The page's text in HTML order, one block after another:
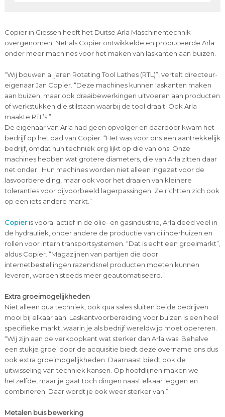
Copier in Giessen heeft het Duitse Arla Maschinentechnik
overgenomen. Net als Copier ontwikkelde en produceerde Arla
onder meer machines voor het maken van laskanten aan buizen.
“Wij bouwen al jaren Rotating Tool Lathes (RTL)”, vertelt directeur-
eigenaar Jan Copier. “Deze machines kunnen laskanten maken
aan buizen, maar ook draaibewerkingen uitvoeren aan producten
of werkstukken die stilstaan waarbij de tool draait. Ook Arla
maakte RTL’s.”
De eigenaar van Arla had geen opvolger en daardoor kwam het
bedrijf op het pad van Copier. “Het was voor ons een aantrekkelijk
bedrijf, omdat hun techniek erg lijkt op die van ons. Onze
machines hebben wat grotere diameters, die van Arla zitten daar
net onder. Hun machines worden niet alleen ingezet voor de
lasvoorbereiding, maar ook voor het draaien van kleinere
toleranties voor bijvoorbeeld lagerpassingen. Ze richtten zich ook
op een iets andere markt.”
Copieris vooral actief in de olie- en gasindustrie, Arla deed veel in
de hydrauliek, onder andere de productie van cilinderhuizen en
rollen voor intern transportsystemen. “Dat is echt een groeimarkt”,
aldus Copier. “Magazijnen van partijen die door
internetbestellingen razendsnel producten moeten kunnen
leveren, worden steeds meer geautomatiseerd.”
Extra groeimogelijkheden
Niet alleen qua techniek, ook qua sales sluiten beide bedrijven
mooi bij elkaar aan. Laskantvoorbereiding voor buizen is een heel
specifieke markt, waarin je als bedrijf wereldwijd moet opereren.
“Wij zijn aan de verkoopkant wat sterker dan Arla was. Behalve
een stukje groei door de acquisitie biedt deze overname ons dus
ook extra groeimogelijkheden. Daarnaast biedt ook de
uitwisseling van techniek kansen. Op hoofdlijnen maken we
hetzelfde, maar je gaat toch dingen naast elkaar leggen en
combineren. Daar wordt je ook weer sterker van.”
Metalen buis bewerking